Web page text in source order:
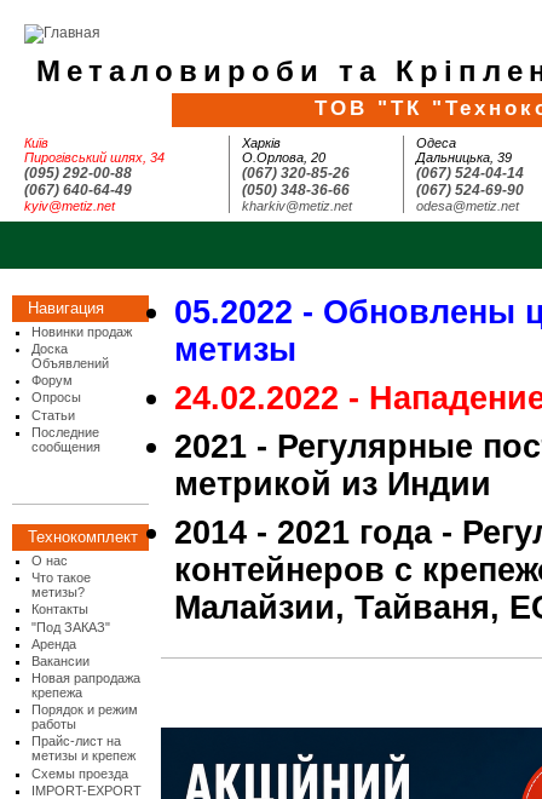
Металовироби та
ТОВ "ТК
Київ
Пирогівський шлях, 34
(095) 292-00-88
(067) 640-64-49
kyiv@metiz.net
Харків
О.Орлова, 20
(067) 320-85-26
(050) 348-36-66
kharkiv@metiz.net
Одеса
Дальницька, 39
(067) 524-04-14
(067) 524-69-90
odesa@metiz.net
Навигация
Новинки продаж
Доска
Объявлений
Форум
Опросы
Статьи
Последние
сообщения
Технокомплект
О нас
Что такое
метизы?
Контакты
"Под ЗАКАЗ"
Аренда
Вакансии
Новая рапродажа
крепежа
Порядок и режим
работы
Прайс-лист на
метизы и крепеж
Схемы проезда
IMPORT-EXPORT
05.2022 - Обновлены
метизы
24.02.2022 -
2021 - Регулярные
метрикой из Индии
2014 - 2021 года -
контейнеров с
Малайзии, Тайваня,